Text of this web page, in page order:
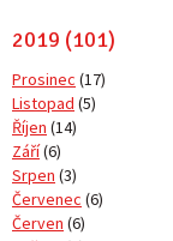
2019 (101)
Prosinec (17)
Listopad (5)
Říjen (14)
Září(6)
Srpen (3)
Červenec (6)
Červen (6)